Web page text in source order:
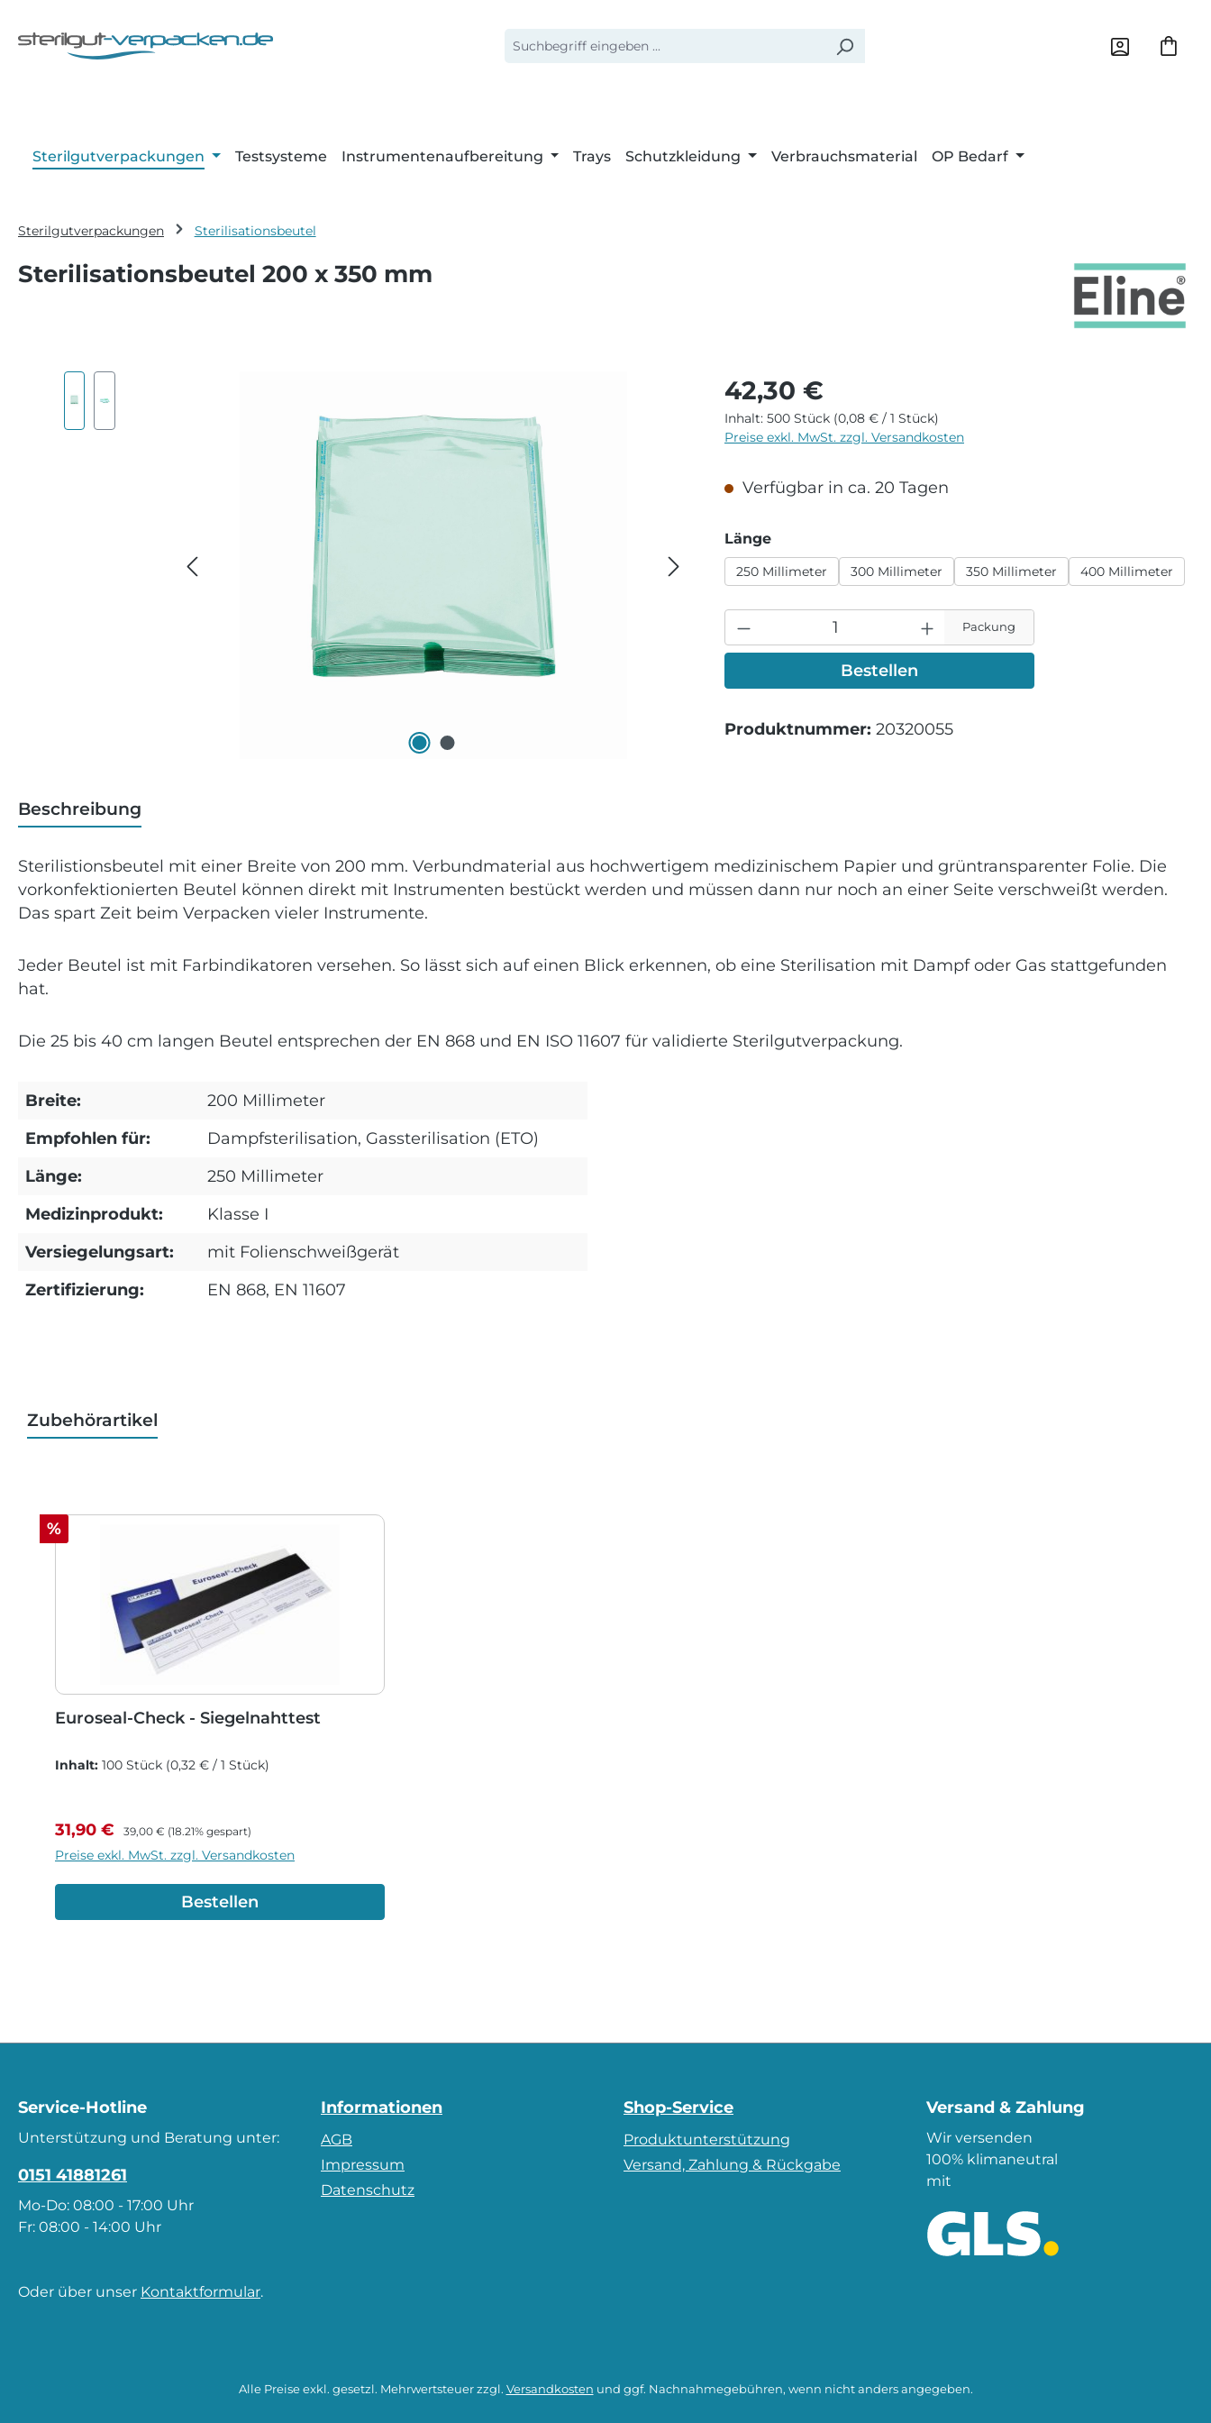
Sterilgutverpackungen Testsysteme Instrumentenaufbereitung Trays Schutzkleidung Verbrauchsmaterial OP Bedarf
Sterilgutverpackungen Sterilisationsbeutel
Sterilisationsbeutel 200 x 350 mm
Bildergalerie überspringen Regulärer Preis:
42,30 €
Inhalt: 500 Stück (0,08 € / 1 Stück)
Preise exkl. MwSt. zzgl. Versandkosten
Verfügbar in ca. 20 Tagen
Längeauswählen
250 Millimeter 300 Millimeter 350 Millimeter 400 Millimeter
Packung
Bestellen
Produktnummer: 20320055
Beschreibung
Sterilistionsbeutel mit einer Breite von 200 mm. Verbundmaterial aus hochwertigem medizinischem Papier und grüntransparenter Folie. Die
vorkonfektionierten Beutel können direkt mit Instrumenten bestückt werden und müssen dann nur noch an einer Seite verschweißt werden.
Das spart Zeit beim Verpacken vieler Instrumente.
Jeder Beutel ist mit Farbindikatoren versehen. So lässt sich auf einen Blick erkennen, ob eine Sterilisation mit Dampf oder Gas stattgefunden
hat.
Die 25 bis 40 cm langen Beutel entsprechen der EN 868 und EN ISO 11607 für validierte Sterilgutverpackung.
Breite:
200 Millimeter
Empfohlen für:
Dampfsterilisation, Gassterilisation (ETO)
Länge:
250 Millimeter
Medizinprodukt:
Klasse I
Versiegelungsart:
mit Folienschweißgerät
Zertifizierung:
EN 868, EN 11607
Zubehörartikel
Rabatt
%
Euroseal-Check - Siegelnahttest
Inhalt: 100 Stück (0,32 € / 1 Stück)
Verkaufspreis:
31,90 € Regulärer Preis:
39,00 € (18.21% gespart)
Preise exkl. MwSt. zzgl. Versandkosten
Bestellen
Service-Hotline
Unterstützung und Beratung unter:
0151 41881261
Mo-Do: 08:00 - 17:00 Uhr
Fr: 08:00 - 14:00 Uhr
Oder über unser Kontaktformular.
Informationen
AGB
Impressum
Datenschutz
Shop-Service
Produktunterstützung
Versand, Zahlung & Rückgabe
Versand & Zahlung
Wir versenden
100% klimaneutral
mit
Alle Preise exkl. gesetzl. Mehrwertsteuer zzgl. Versandkosten und ggf. Nachnahmegebühren, wenn nicht anders angegeben.